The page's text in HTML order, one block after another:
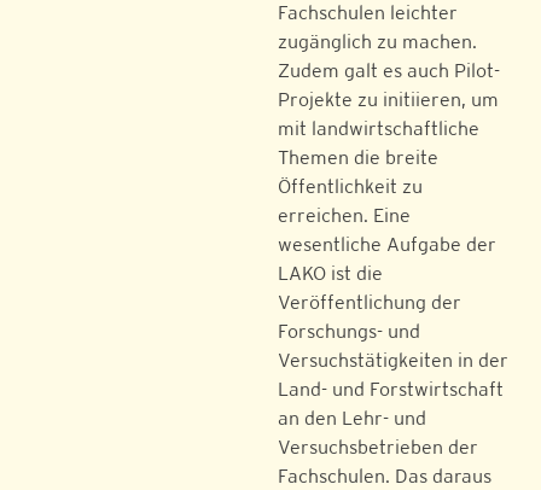
Fachschulen leichter
zugänglich zu machen.
Zudem galt es auch Pilot-
Projekte zu initiieren, um
mit landwirtschaftliche
Themen die breite
Öffentlichkeit zu
erreichen. Eine
wesentliche Aufgabe der
LAKO ist die
Veröffentlichung der
Forschungs- und
Versuchstätigkeiten in der
Land- und Forstwirtschaft
an den Lehr- und
Versuchsbetrieben der
Fachschulen. Das daraus